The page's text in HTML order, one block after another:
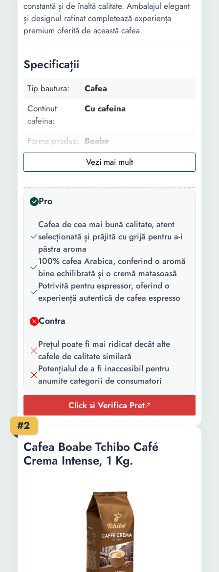
constantă și de înaltă calitate. Ambalajul elegant
și designul rafinat completează experiența
premium oferită de această cafea.
Specificații
Tip bautura:
Cafea
Continut
cafeina:
Cu cafeina
Forma produs:
Boabe
Espresso
Destinat
Greutate: 1 Kg
Pro
Cafea de cea mai bună calitate, atent
selecționată și prăjită cu grijă pentru a-i
păstra aroma
100% cafea Arabica, conferind o aromă
bine echilibrată și o cremă matasoasă
Potrivită pentru espressor, oferind o
experiență autentică de cafea espresso
Contra
Prețul poate fi mai ridicat decât alte
cafele de calitate similară
Potențialul de a fi inaccesibil pentru
anumite categorii de consumatori
Click si Verifica Pret
#2
Cafea Boabe Tchibo Café
Crema Intense, 1 Kg.